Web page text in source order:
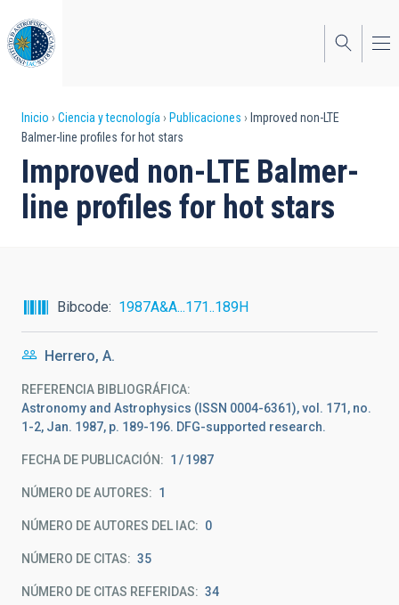
al
contenido
principal
Sobrescribir
enlaces
de
ayuda
navegación
Inicio Ciencia y tecnología Publicaciones
Improved non-LTE
Balmer-line profiles for hot stars
Improved non-LTE Balmer-
line profiles for hot stars
Bibcode 1987A&A...171..189H
Herrero, A.
REFERENCIA BIBLIOGRÁFICA
Astronomy and Astrophysics (ISSN 0004-6361), vol. 171, no.
1-2, Jan. 1987, p. 189-196. DFG-supported research.
FECHA DE PUBLICACIÓN: 1 1987
NÚMERO DE AUTORES 1
NÚMERO DE AUTORES DEL IAC 0
NÚMERO DE CITAS 35
NÚMERO DE CITAS REFERIDAS 34